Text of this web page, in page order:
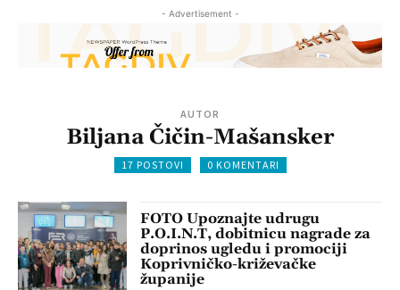
- Advertisement -
AUTOR
Biljana Čičin-Mašansker
17 POSTOVI 0 KOMENTARI
FOTO Upoznajte udrugu
P.O.I.N.T, dobitnicu nagrade za
doprinos ugledu i promociji
Koprivničko-križevačke
županije